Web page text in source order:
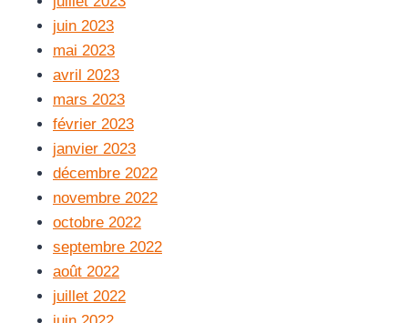
juin 2023
mai 2023
avril 2023
mars 2023
février 2023
janvier 2023
décembre 2022
novembre 2022
octobre 2022
septembre 2022
août 2022
juillet 2022